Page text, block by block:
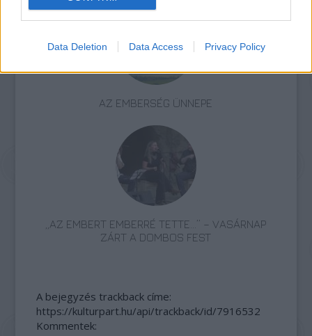
Data Deletion Data Access Privacy Policy
AZ EMBERSÉG ÜNNEPE
„AZ EMBERT EMBERRÉ TETTE…” – VASÁRNAP
ZÁRT A DOMBOS FEST
A bejegyzés trackback címe:
https://kulturpart.hu/api/trackback/id/7916532
Kommentek: